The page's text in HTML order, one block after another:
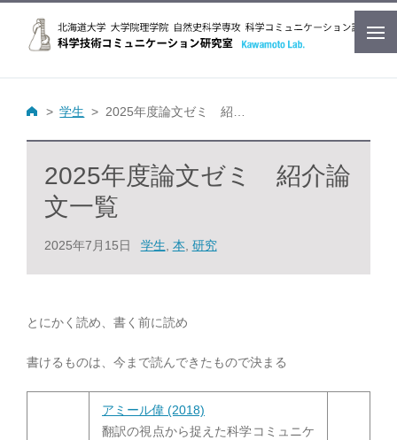
学生 2025年度論文ゼミ 紹介論文一覧
2025年度論文ゼミ 紹介論
文一覧
2025年7月15日 学生 本 研究
とにかく読め、書く前に読め
書けるものは、今まで読んできたもので決まる
アミール偉 (2018)
翻訳の視点から捉えた科学コミュニケ